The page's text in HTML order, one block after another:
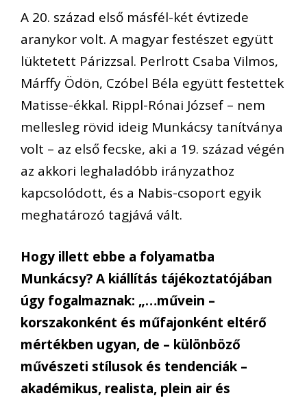
A 20. század első másfél-két évtizede
aranykor volt. A magyar festészet együtt
lüktetett Párizzsal. Perlrott Csaba Vilmos,
Márffy Ödön, Czóbel Béla együtt festettek
Matisse-ékkal. Rippl-Rónai József – nem
mellesleg rövid ideig Munkácsy tanítványa
volt – az első fecske, aki a 19. század végén
az akkori leghaladóbb irányzathoz
kapcsolódott, és a Nabis-csoport egyik
meghatározó tagjává vált.
Hogy illett ebbe a folyamatba
Munkácsy? A kiállítás tájékoztatójában
úgy fogalmaznak: „…művein –
korszakonként és műfajonként eltérő
mértékben ugyan, de – különböző
művészeti stílusok és tendenciák –
akadémikus, realista, plein air és